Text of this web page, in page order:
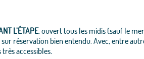
L’ÉTAPE, ouvert tous les midis (sauf le
sur réservation bien entendu. Avec, entre
accessibles.